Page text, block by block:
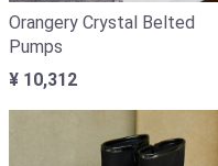
Orangery Crystal Belted
Pumps
¥ 10,312